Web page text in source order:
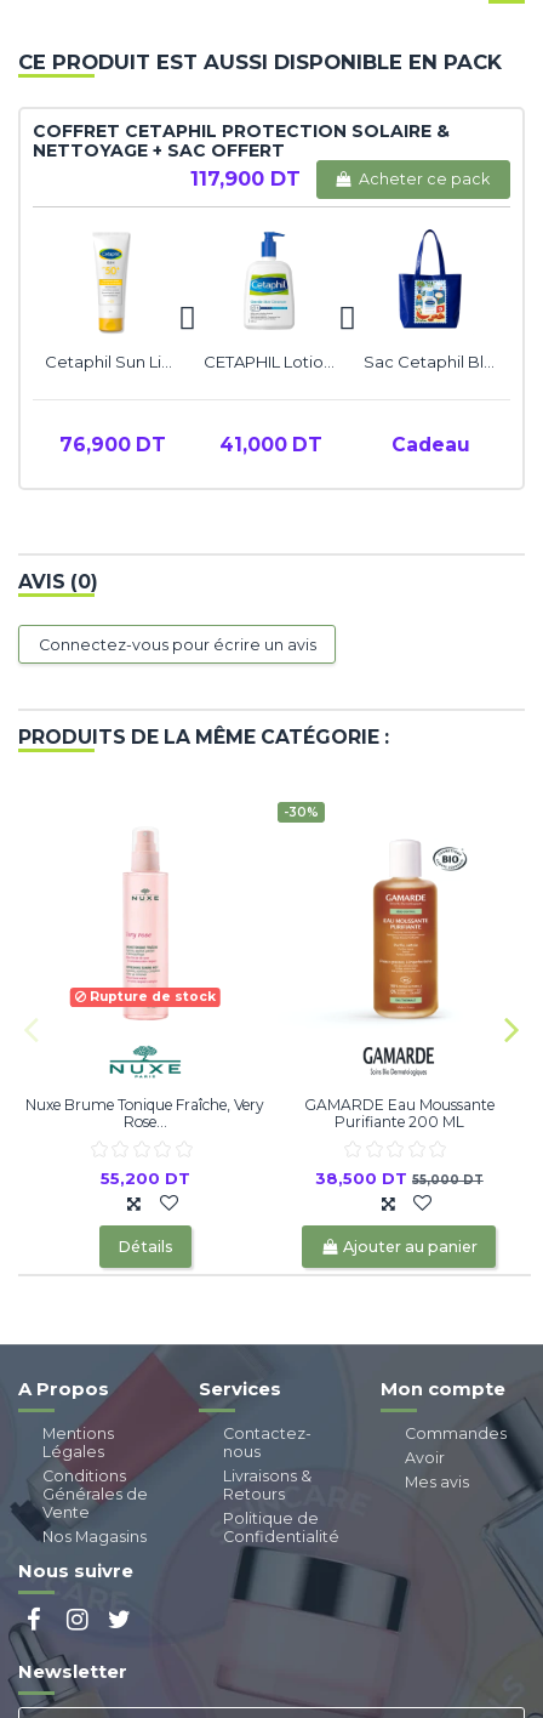
CE PRODUIT EST AUSSI DISPONIBLE EN PACK
COFFRET CETAPHIL PROTECTION SOLAIRE &
NETTOYAGE + SAC OFFERT
117,900 DT Acheter ce pack
Cetaphil Sun Liposomal Lotion SPF50+, 100 ML
76,900 DT
CETAPHIL Lotion nettoyante, 500ML
41,000 DT
Sac Cetaphil Bleu
Cadeau
AVIS (0)
Connectez-vous pour écrire un avis
PRODUITS DE LA MÊME CATÉGORIE :
Rupture de stock
Nuxe Brume Tonique Fraîche, Very
Rose...
55,200 DT
Détails
-30%
GAMARDE Eau Moussante
Purifiante 200 ML
38,500 DT 55,000 DT
Ajouter au panier
A Propos
Mentions
Légales
Conditions
Générales de
Vente
Nos Magasins
Services
Contactez-
nous
Livraisons &
Retours
Politique de
Confidentialité
Mon compte
Commandes
Avoir
Mes avis
Nous suivre
Newsletter